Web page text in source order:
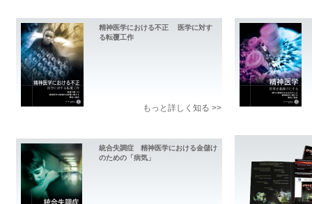
精神医学における不正 医学に対す
る転覆工作
もっと詳しく知る >>
統合失調症 精神医学における金儲け
のための「病気」